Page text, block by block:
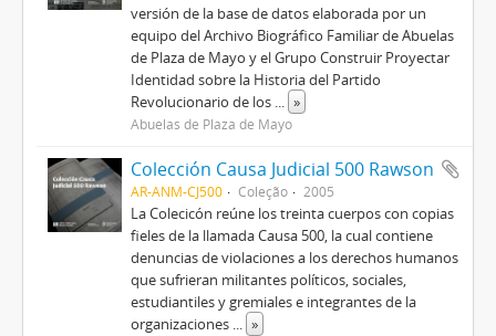
versión de la base de datos elaborada por un
equipo del Archivo Biográfico Familiar de Abuelas
de Plaza de Mayo y el Grupo Construir Proyectar
Identidad sobre la Historia del Partido
Revolucionario de los ... »
Abuelas de Plaza de Mayo
Colección Causa Judicial 500 Rawson
AR-ANM-CJ500 Coleção 2005
La Colecicón reúne los treinta cuerpos con copias
fieles de la llamada Causa 500, la cual contiene
denuncias de violaciones a los derechos humanos
que sufrieran militantes políticos, sociales,
estudiantiles y gremiales e integrantes de la
organizaciones ... »